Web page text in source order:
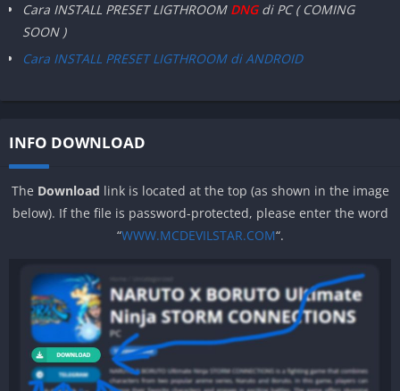
Cara INSTALL PRESET LIGTHROOM DNGdi PC ( COMING
SOON )
Cara INSTALL PRESET LIGTHROOM di ANDROID
INFO DOWNLOAD
The Download link is located at the top (as shown in the image
below). If the file is password-protected, please enter the word
“WWW.MCDEVILSTAR.COM“.